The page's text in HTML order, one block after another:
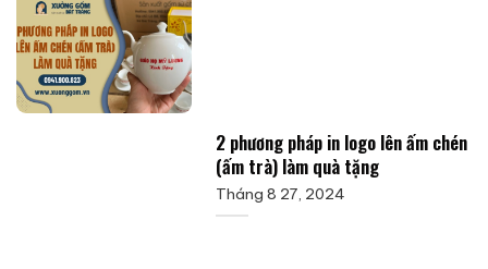
2 phương pháp in logo lên ấm chén
(ấm trà) làm quà tặng
Tháng 8 27, 2024